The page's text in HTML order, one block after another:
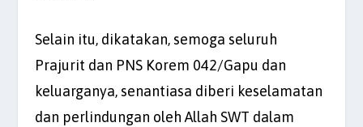
Selain itu, dikatakan, semoga seluruh
Prajurit dan PNS Korem 042/Gapu dan
keluarganya, senantiasa diberi keselamatan
dan perlindungan oleh Allah SWT dalam